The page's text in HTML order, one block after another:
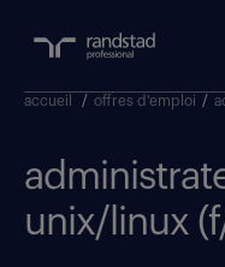
accueil / offres d'emploi /
unix/linux